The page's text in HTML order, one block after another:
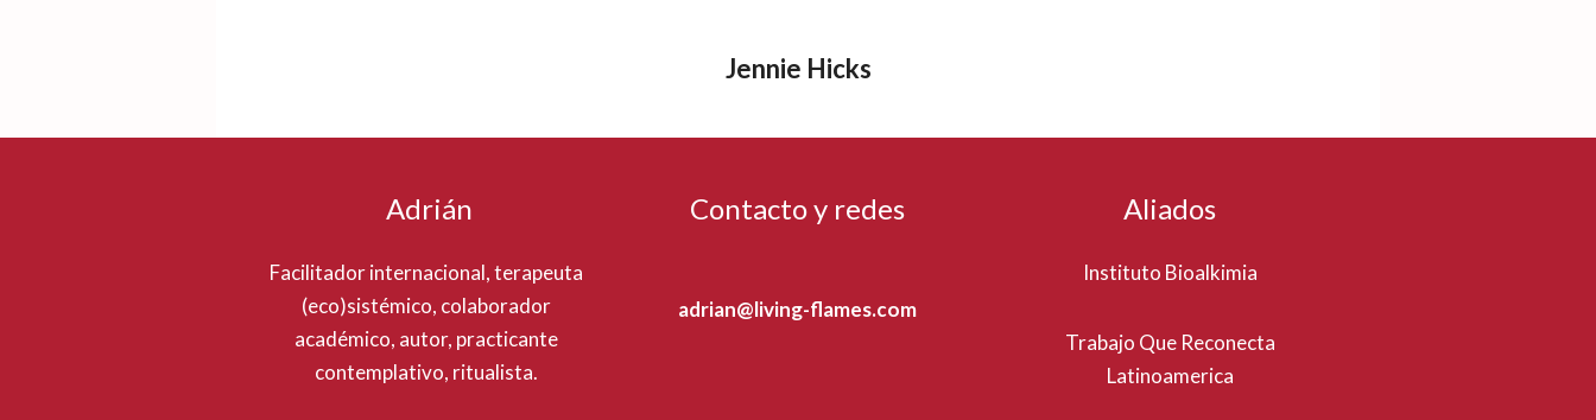
Jennie Hicks
Adrián
Facilitador internacional, terapeuta
(eco)sistémico, colaborador
académico, autor, practicante
contemplativo, ritualista.
Contacto y redes
adrian@living-flames.com
Aliados
Instituto Bioalkimia
Trabajo Que Reconecta
Latinoamerica